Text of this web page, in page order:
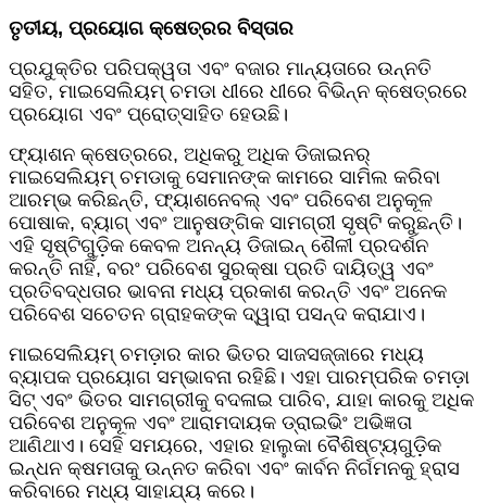
ତୃତୀୟ, ପ୍ରୟୋଗ କ୍ଷେତ୍ରର ବିସ୍ତାର
ପ୍ରଯୁକ୍ତିର ପରିପକ୍ୱତା ଏବଂ ବଜାର ମାନ୍ୟତାରେ ଉନ୍ନତି
ସହିତ, ମାଇସେଲିୟମ୍ ଚମଡା ଧୀରେ ଧୀରେ ବିଭିନ୍ନ କ୍ଷେତ୍ରରେ
ପ୍ରୟୋଗ ଏବଂ ପ୍ରୋତ୍ସାହିତ ହେଉଛି।
ଫ୍ୟାଶନ କ୍ଷେତ୍ରରେ, ଅଧିକରୁ ଅଧିକ ଡିଜାଇନର୍
ମାଇସେଲିୟମ୍ ଚମଡାକୁ ସେମାନଙ୍କ କାମରେ ସାମିଲ କରିବା
ଆରମ୍ଭ କରିଛନ୍ତି, ଫ୍ୟାଶନେବଲ୍ ଏବଂ ପରିବେଶ ଅନୁକୂଳ
ପୋଷାକ, ବ୍ୟାଗ୍ ଏବଂ ଆନୁଷଙ୍ଗିକ ସାମଗ୍ରୀ ସୃଷ୍ଟି କରୁଛନ୍ତି।
ଏହି ସୃଷ୍ଟିଗୁଡ଼ିକ କେବଳ ଅନନ୍ୟ ଡିଜାଇନ୍ ଶୈଳୀ ପ୍ରଦର୍ଶନ
କରନ୍ତି ନାହିଁ, ବରଂ ପରିବେଶ ସୁରକ୍ଷା ପ୍ରତି ଦାୟିତ୍ୱ ଏବଂ
ପ୍ରତିବଦ୍ଧତାର ଭାବନା ମଧ୍ୟ ପ୍ରକାଶ କରନ୍ତି ଏବଂ ଅନେକ
ପରିବେଶ ସଚେତନ ଗ୍ରାହକଙ୍କ ଦ୍ୱାରା ପସନ୍ଦ କରାଯାଏ।
ମାଇସେଲିୟମ୍ ଚମଡ଼ାର କାର ଭିତର ସାଜସଜ୍ଜାରେ ମଧ୍ୟ
ବ୍ୟାପକ ପ୍ରୟୋଗ ସମ୍ଭାବନା ରହିଛି। ଏହା ପାରମ୍ପରିକ ଚମଡ଼ା
ସିଟ୍ ଏବଂ ଭିତର ସାମଗ୍ରୀକୁ ବଦଳାଇ ପାରିବ, ଯାହା କାରକୁ ଅଧିକ
ପରିବେଶ ଅନୁକୂଳ ଏବଂ ଆରାମଦାୟକ ଡ୍ରାଇଭିଂ ଅଭିଜ୍ଞତା
ଆଣିଥାଏ। ସେହି ସମୟରେ, ଏହାର ହାଲୁକା ବୈଶିଷ୍ଟ୍ୟଗୁଡ଼ିକ
ଇନ୍ଧନ କ୍ଷମତାକୁ ଉନ୍ନତ କରିବା ଏବଂ କାର୍ବନ ନିର୍ଗମନକୁ ହ୍ରାସ
କରିବାରେ ମଧ୍ୟ ସାହାଯ୍ୟ କରେ।